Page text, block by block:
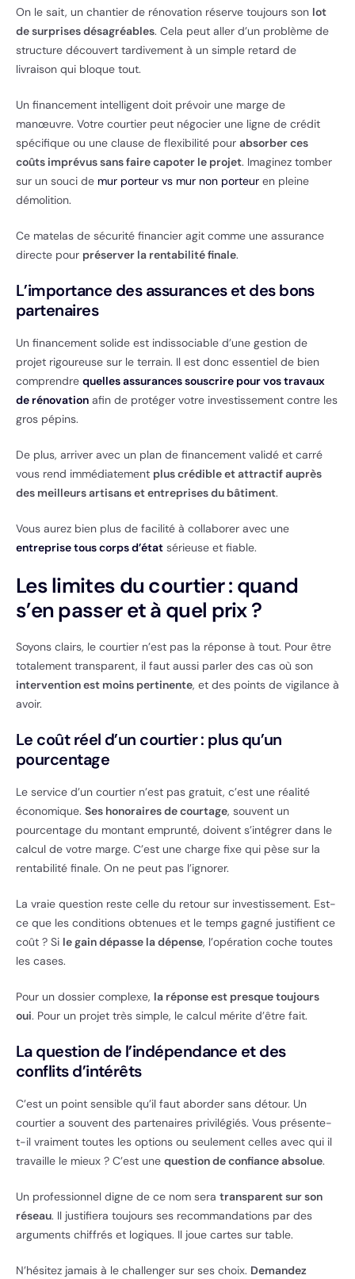
On le sait, un chantier de rénovation réserve toujours son lot
de surprises désagréables. Cela peut aller d’un problème de
structure découvert tardivement à un simple retard de
livraison qui bloque tout.
Un financement intelligent doit prévoir une marge de
manœuvre. Votre courtier peut négocier une ligne de crédit
spécifique ou une clause de flexibilité pour absorber ces
coûts imprévus sans faire capoter le projet. Imaginez tomber
sur un souci de mur porteur vs mur non porteur en pleine
démolition.
Ce matelas de sécurité financier agit comme une assurance
directe pour préserver la rentabilité finale.
L’importance des assurances et des bons
partenaires
Un financement solide est indissociable d’une gestion de
projet rigoureuse sur le terrain. Il est donc essentiel de bien
comprendre quelles assurances souscrire pour vos travaux
de rénovation afin de protéger votre investissement contre les
gros pépins.
De plus, arriver avec un plan de financement validé et carré
vous rend immédiatement plus crédible et attractif auprès
des meilleurs artisans et entreprises du bâtiment.
Vous aurez bien plus de facilité à collaborer avec une
entreprise tous corps d’état sérieuse et fiable.
Les limites du courtier : quand
s’en passer et à quel prix ?
Soyons clairs, le courtier n’est pas la réponse à tout. Pour être
totalement transparent, il faut aussi parler des cas où son
intervention est moins pertinente, et des points de vigilance à
avoir.
Le coût réel d’un courtier : plus qu’un
pourcentage
Le service d’un courtier n’est pas gratuit, c’est une réalité
économique. Ses honoraires de courtage, souvent un
pourcentage du montant emprunté, doivent s’intégrer dans le
calcul de votre marge. C’est une charge fixe qui pèse sur la
rentabilité finale. On ne peut pas l’ignorer.
La vraie question reste celle du retour sur investissement. Est-
ce que les conditions obtenues et le temps gagné justifient ce
coût ? Si le gain dépasse la dépense, l’opération coche toutes
les cases.
Pour un dossier complexe, la réponse est presque toujours
oui. Pour un projet très simple, le calcul mérite d’être fait.
La question de l’indépendance et des
conflits d’intérêts
C’est un point sensible qu’il faut aborder sans détour. Un
courtier a souvent des partenaires privilégiés. Vous présente-
t-il vraiment toutes les options ou seulement celles avec qui il
travaille le mieux ? C’est une question de confiance absolue.
Un professionnel digne de ce nom sera transparent sur son
réseau. Il justifiera toujours ses recommandations par des
arguments chiffrés et logiques. Il joue cartes sur table.
N’hésitez jamais à le challenger sur ses choix. Demandez